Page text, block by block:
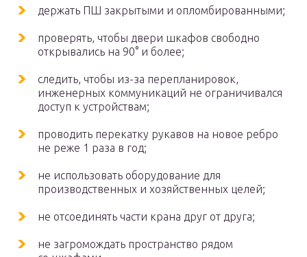
держать ПШ закрытыми и опломбированными;
проверять, чтобы двери шкафов свободно
открывались на 90° и более;
следить, чтобы из-за перепланировок,
инженерных коммуникаций не ограничивался
доступ к устройствам;
проводить перекатку рукавов на новое ребро
не реже 1 раза в год;
не использовать оборудование для
производственных и хозяйственных целей;
не отсоединять части крана друг от друга;
не загромождать пространство рядом